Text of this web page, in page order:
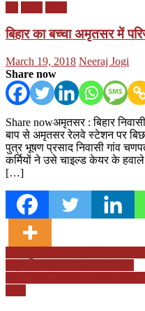
बिहार का बच्चा अमृतसर में
Posted
on
March 19, 2018 Author
Neeraj Jogi
Share now
Share nowअमृतसर : बिहार
बाप से अमृतसर रेलवे स्टेशन पर
पुत्र भूषण प्रसाद निवासी गांव
कर्मियों ने उसे चाइल्ड केयर के
[…]
Post
navigation